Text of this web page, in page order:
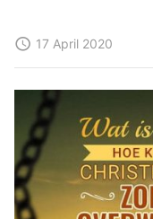
17 April 2020